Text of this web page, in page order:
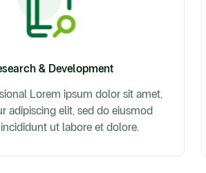
& Development
Lorem ipsum dolor sit amet,
adipiscing elit, sed do eiusmod
ut labore et dolore.